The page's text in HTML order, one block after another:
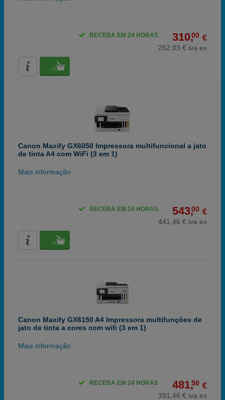
310,00 €
252,03 € iva ex
RECEBA EM 24 HORAS
Canon Maxify GX6050 Impressora multifuncional a jato
de tinta A4 com WiFi (3 em 1)
Mais informação
543,00 €
441,46 € iva ex
RECEBA EM 24 HORAS
Canon Maxify GX6150 A4 Impressora multifunções de
jato de tinta a cores com wifi (3 em 1)
Mais informação
481,50 €
391,46 € iva ex
RECEBA EM 24 HORAS